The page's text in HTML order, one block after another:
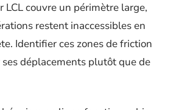
LCL couvre un périmètre large,
restent inaccessibles en
Identifier ces zones de friction
ses déplacements plutôt que de